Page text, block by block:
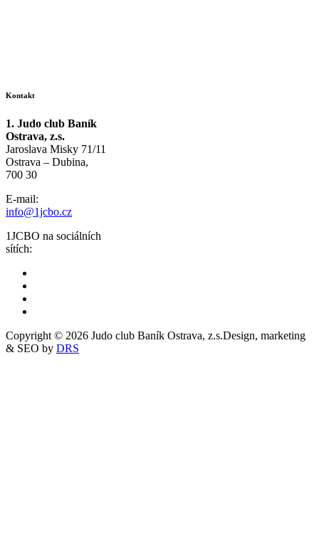
Kontakt
1. Judo club Baník
Ostrava, z.s.
Jaroslava Misky 71/11
Ostrava – Dubina,
700 30
E-mail:
info@1jcbo.cz
1JCBO na sociálních
sítích:
Copyright © 2026 Judo club Baník Ostrava, z.s.Design, marketing
& SEO by DRS